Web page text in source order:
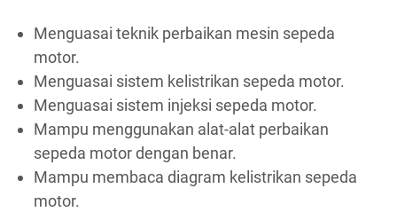
Menguasai teknik perbaikan mesin sepeda
motor.
Menguasai sistem kelistrikan sepeda motor.
Menguasai sistem injeksi sepeda motor.
Mampu menggunakan alat-alat perbaikan
sepeda motor dengan benar.
Mampu membaca diagram kelistrikan sepeda
motor.